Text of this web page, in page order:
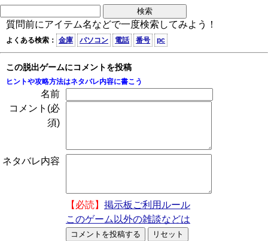
質問前にアイテム名などで一度検索してみよう！
よくある検索： 金庫 パソコン 電話 番号 pc
この脱出ゲームにコメントを投稿
ヒントや攻略方法はネタバレ内容に書こう
名前
コメント(必
須)
ネタバレ内容
【必読】 掲示板ご利用ルール
このゲーム以外の雑談などは